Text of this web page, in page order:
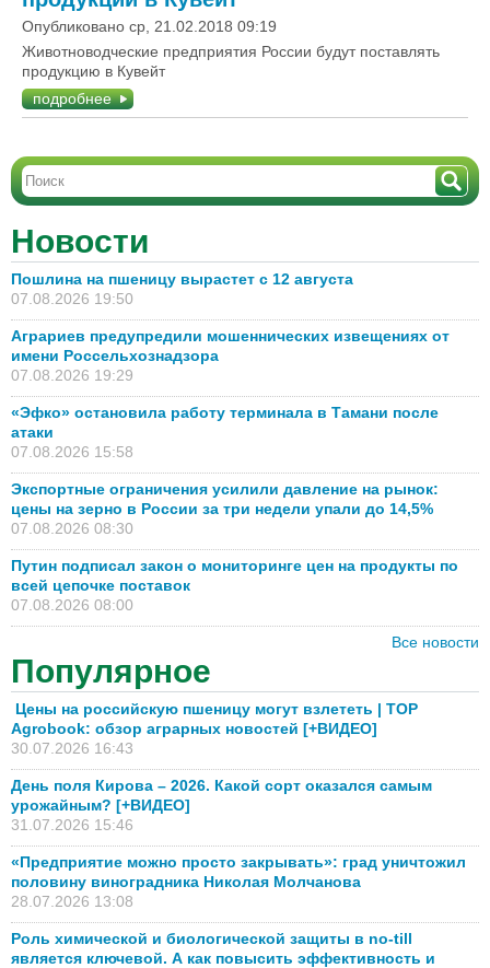
Опубликовано ср, 21.02.2018 09:19
Животноводческие предприятия России будут поставлять
продукцию в Кувейт
подробнее
Новости
Пошлина на пшеницу вырастет с 12 августа
07.08.2026 19:50
Аграриев предупредили мошеннических извещениях от
имени Россельхознадзора
07.08.2026 19:29
«Эфко» остановила работу терминала в Тамани после
атаки
07.08.2026 15:58
Экспортные ограничения усилили давление на рынок:
цены на зерно в России за три недели упали до 14,5%
07.08.2026 08:30
Путин подписал закон о мониторинге цен на продукты по
всей цепочке поставок
07.08.2026 08:00
Все новости
Популярное
Цены на российскую пшеницу могут взлететь | TOP
Agrobook: обзор аграрных новостей [+ВИДЕО]
30.07.2026 16:43
День поля Кирова – 2026. Какой сорт оказался самым
урожайным? [+ВИДЕО]
31.07.2026 15:46
«Предприятие можно просто закрывать»: град уничтожил
половину виноградника Николая Молчанова
28.07.2026 13:08
Роль химической и биологической защиты в no-till
является ключевой. А как повысить эффективность и